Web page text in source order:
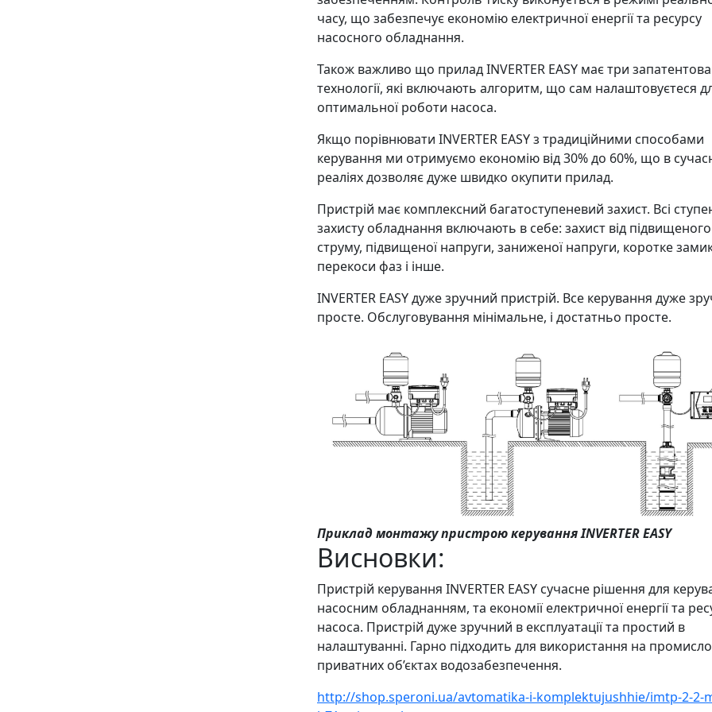
часу, що забезпечує економію електричної енергії та ресурсу
насосного обладнання.
Також важливо що прилад INVERTER EASY має три
технології, які включають алгоритм, що сам налаштовуєтеся
оптимальної роботи насоса.
Якщо порівнювати INVERTER EASY з традиційними способами
керування ми отримуємо економію від 30% до 60%, що в
реаліях дозволяє дуже швидко окупити прилад.
Пристрій має комплексний багатоступеневий захист. Всі
захисту обладнання включають в себе: захист від підвищеного
струму, підвищеної напруги, заниженої напруги, коротке
перекоси фаз і інше.
INVERTER EASY дуже зручний пристрій. Все керування дуже
просте. Обслуговування мінімальне, і достатньо просте.
Приклад монтажу пристрою керування INVERTER EASY
Висновки:
Пристрій керування INVERTER EASY сучасне рішення для
насосним обладнанням, та економії електричної енергії та
насоса. Пристрій дуже зручний в експлуатації та простий в
налаштуванні. Гарно підходить для використання на
приватних об’єктах водозабезпечення.
http://shop.speroni.ua/avtomatika-i-komplektujushhie/imtp-2-2-